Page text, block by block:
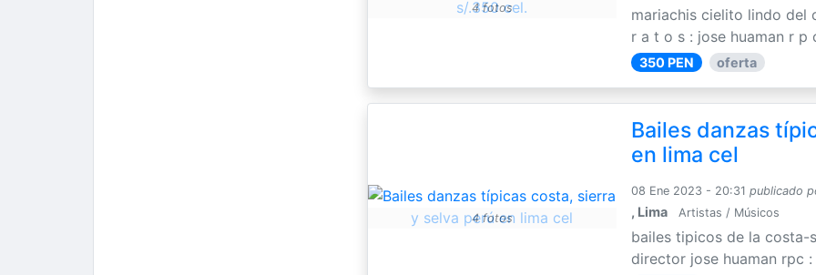
4 fotos
mariachis cielito lindo del
r a t o s : jose huaman r
350 PEN oferta
4 fotos
Bailes danzas
en lima cel
08 Ene 2023 - 20:31 publicado
, Lima Artistas / Músicos
bailes tipicos de la
director jose huaman rpc